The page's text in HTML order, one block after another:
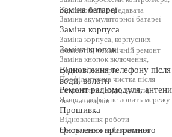
підсилювача, передавача
Заміна батареї
Заміна акумуляторної батареї
Заміна корпуса
Заміна корпуса, корпусних
елементів, механічній ремонт
Заміна кнопок
Заміна кнопок включення,
гучності, камери
Відновлення телефону після
води, вологи
Профілактична чистка після
потрапляння води, вологи,
чистка окислів
Ремонт радіомодуля, антени
Якщо телефон не ловить мережу
Прошивка
Відновлення роботи
програмного забезпечення
Оновлення програмного